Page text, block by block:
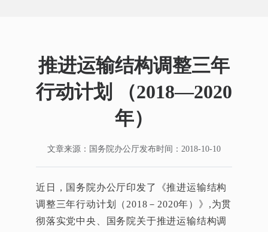
推进运输结构调整三年
行动计划 （2018—2020
年）
文章来源：国务院办公厅发布时间：2018-10-10
近日，国务院办公厅印发了《推进运输结构
调整三年行动计划（2018－2020年）》,为贯
彻落实党中央、国务院关于推进运输结构调